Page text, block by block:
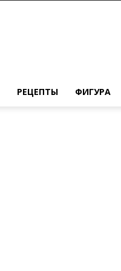
РЕЦЕПТЫ ФИГУРА